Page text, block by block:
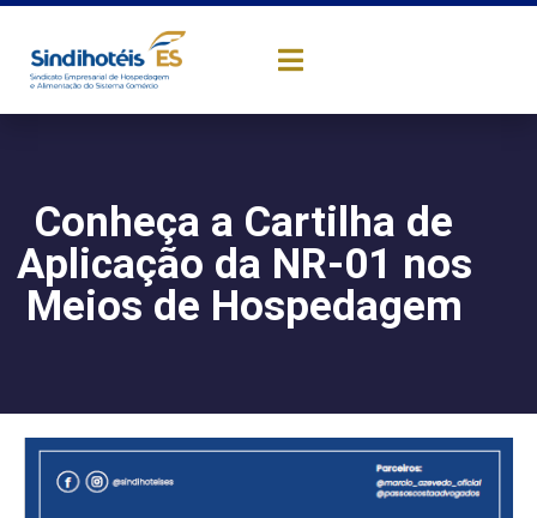
Conheça a Cartilha de
Aplicação da NR-01 nos
Meios de Hospedagem